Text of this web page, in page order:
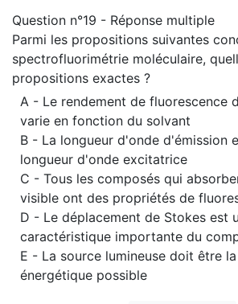
Question n°19 - Réponse multiple
Parmi les propositions suivantes
spectrofluorimétrie moléculaire,
propositions exactes ?
A - Le rendement de fluorescence
varie en fonction du solvant
B - La longueur d'onde d'émission
longueur d'onde excitatrice
C - Tous les composés qui
visible ont des propriétés de
D - Le déplacement de Stokes est
caractéristique importante du
E - La source lumineuse doit être
énergétique possible